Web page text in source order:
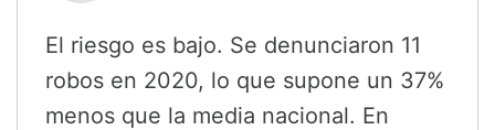
El riesgo es bajo. Se denunciaron 11
robos en 2020, lo que supone un 37%
menos que la media nacional. En